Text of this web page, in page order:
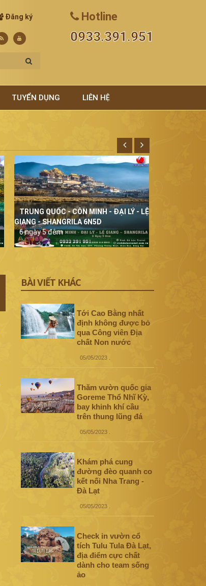
Đăng ký Hotline
0933.391.951
TUYỂN DỤNG LIÊN HỆ
TRUNG QUỐC - CÔN MINH - ĐẠI LÝ - LỆ
GIANG - SHANGRILA 6N5D
6 ngày 5 đêm
BÀI VIẾT KHÁC
Tới Cao Bằng nhất
định không được bỏ
qua Công viên Địa
chất Non nước
05/05/2023.
Thăm vườn quốc gia
Goreme Thổ Nhĩ Kỳ,
bay khinh khí cầu
trên thung lũng đá
05/05/2023.
Khám phá cung
đường đèo quanh co
kết nối Nha Trang -
Đà Lạt
05/05/2023.
Check in vườn cổ
tích Tulu Tula Đà Lạt,
địa điểm cực chất
dành cho team sống
ảo